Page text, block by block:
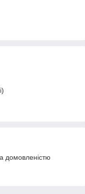
домовленістю